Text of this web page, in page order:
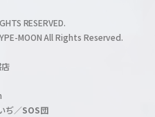
RESERVED.
MOON All Rights Reserved.
ぢ／SOS団